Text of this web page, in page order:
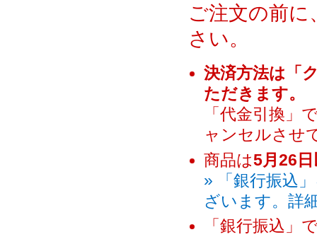
ご注文の前
さい。
決済方法は「
ただきます。
「代金引換」
ャンセルさせ
商品は5月26
» 「銀行振込
ざいます。詳
「銀行振込」